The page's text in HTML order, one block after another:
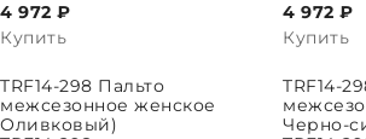
4 972 ₽
Купить
4 972 ₽
Купить
TRF14-298 Пальто
межсезонное женское
Оливковый)
ВЫБРАТЬ
TRF14-
Черно-